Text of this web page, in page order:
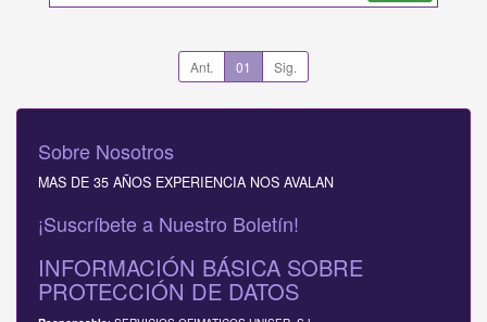
Ant. 01 Sig.
Sobre Nosotros
MAS DE 35 AÑOS EXPERIENCIA NOS AVALAN
¡Suscríbete a Nuestro Boletín!
INFORMACIÓN BÁSICA SOBRE
PROTECCIÓN DE DATOS